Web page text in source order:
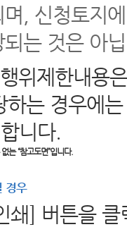
, 신청토지
는 것은 아
위제한내용
는 경우에
니다.
는 “참고도면”입니다.
경우
쇄] 버튼을